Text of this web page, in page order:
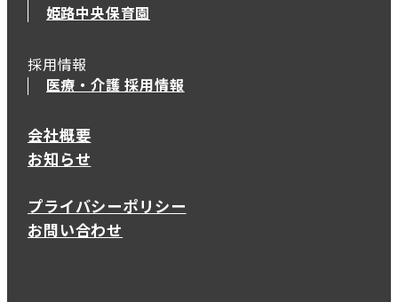
姫路中央保育園
採用情報
医療・介護 採用情報
会社概要
お知らせ
プライバシーポリシー
お問い合わせ